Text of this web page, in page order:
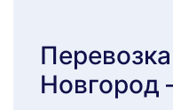
Новгород